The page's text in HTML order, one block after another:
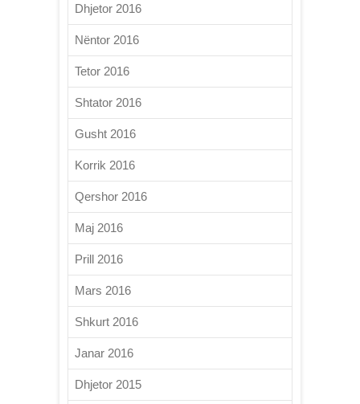
Dhjetor 2016
Nëntor 2016
Tetor 2016
Shtator 2016
Gusht 2016
Korrik 2016
Qershor 2016
Maj 2016
Prill 2016
Mars 2016
Shkurt 2016
Janar 2016
Dhjetor 2015